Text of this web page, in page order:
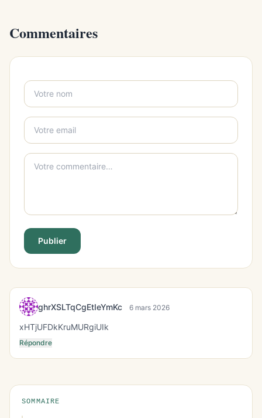
Commentaires
Publier
ghrXSLTqCgEtIeYmKc 6 mars 2026
xHTjUFDkKruMURgiUIk
Répondre
SOMMAIRE